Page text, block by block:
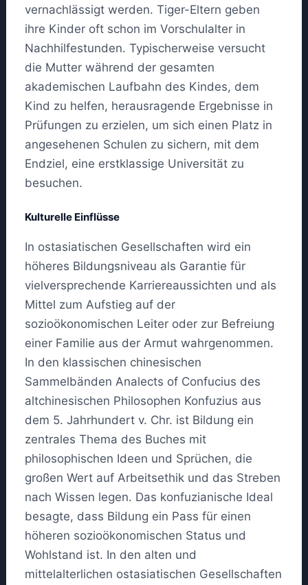
vernachlässigt werden. Tiger-Eltern geben
ihre Kinder oft schon im Vorschulalter in
Nachhilfestunden. Typischerweise versucht
die Mutter während der gesamten
akademischen Laufbahn des Kindes, dem
Kind zu helfen, herausragende Ergebnisse in
Prüfungen zu erzielen, um sich einen Platz in
angesehenen Schulen zu sichern, mit dem
Endziel, eine erstklassige Universität zu
besuchen.
Kulturelle Einflüsse
In ostasiatischen Gesellschaften wird ein
höheres Bildungsniveau als Garantie für
vielversprechende Karriereaussichten und als
Mittel zum Aufstieg auf der
sozioökonomischen Leiter oder zur Befreiung
einer Familie aus der Armut wahrgenommen.
In den klassischen chinesischen
Sammelbänden Analects of Confucius des
altchinesischen Philosophen Konfuzius aus
dem 5. Jahrhundert v. Chr. ist Bildung ein
zentrales Thema des Buches mit
philosophischen Ideen und Sprüchen, die
großen Wert auf Arbeitsethik und das Streben
nach Wissen legen. Das konfuzianische Ideal
besagte, dass Bildung ein Pass für einen
höheren sozioökonomischen Status und
Wohlstand ist. In den alten und
mittelalterlichen ostasiatischen Gesellschaften